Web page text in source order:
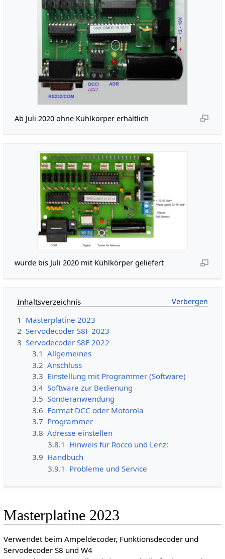
Ab Juli 2020 ohne Kühlkörper erhältlich
wurde bis Juli 2020 mit Kühlkörper geliefert
Inhaltsverzeichnis
1 Masterplatine 2023
2 Servodecoder S8F 2023
3 Servodecoder S8F 2022
3.1 Allgemeines
3.2 Anschluss
3.3 Einstellung mit Programmer (Software)
3.4 Software zur Bedienung
3.5 Sonderanwendung
3.6 Format DCC oder Motorola
3.7 Programmer
3.8 Adresse einstellen
3.8.1 Hinweis für Rocco und Lenz:
3.9 Handbuch
3.9.1 Probleme und Service
Masterplatine 2023
Verwendet beim Ampeldecoder, Funktionsdecoder und
Servodecoder S8 und W4